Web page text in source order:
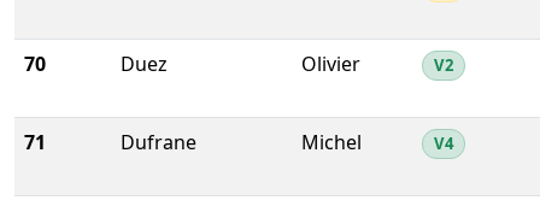
70 Duez Olivier V2
71 Dufrane Michel V4